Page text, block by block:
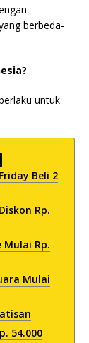
berbeda-
untuk
Beli 2
Rp.
Mulai Rp.
Mulai
54.000